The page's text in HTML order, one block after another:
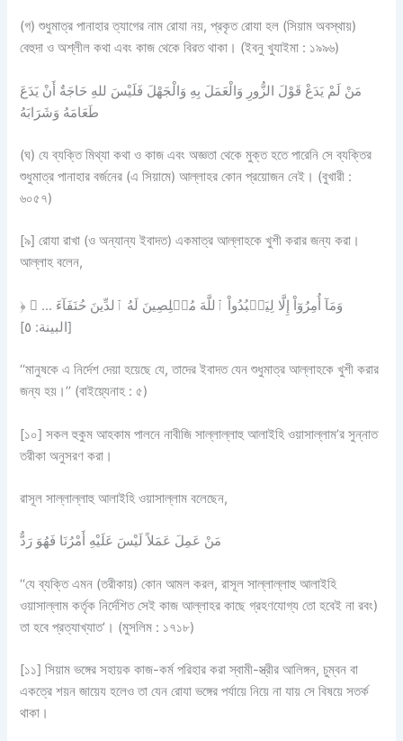
(গ) শুধুমাত্র পানাহার ত্যাগের নাম রোযা নয়, প্রকৃত রোযা হল (সিয়াম অবস্থায়)
বেহুদা ও অশ্লীল কথা এবং কাজ থেকে বিরত থাকা। (ইবনু খুযাইমা : ১৯৯৬)
مَنْ لَمْ يَدَعْ قَوْلَ الزُّورِ وَالْعَمَلَ بِهِ وَالْجَهْلَ فَلَيْسَ للهِ حَاجَةٌ أَنْ يَدَعَ
طَعَامَهُ وَشَرَابَهُ
(ঘ) যে ব্যক্তি মিথ্যা কথা ও কাজ এবং অজ্ঞতা থেকে মুক্ত হতে পারেনি সে ব্যক্তির
শুধুমাত্র পানাহার বর্জনের (এ সিয়ামে) আল্লাহর কোন প্রয়োজন নেই। (বুখারী :
৬০৫৭)
[৯] রোযা রাখা (ও অন্যান্য ইবাদত) একমাত্র আল্লাহকে খুশী করার জন্য করা।
আল্লাহ বলেন,
﴿ وَمَآ أُمِرُوٓاْ إِلَّا لِيَعۡبُدُواْ ٱللَّهَ مُخۡلِصِينَ لَهُ ٱلدِّينَ حُنَفَآءَ … ﴾
[البينة: ٥]
‘‘মানুষকে এ নির্দেশ দেয়া হয়েছে যে, তাদের ইবাদত যেন শুধুমাত্র আল্লাহকে খুশী করার
জন্য হয়।’’ (বাইয়্যেনাহ : ৫)
[১০] সকল হুকুম আহকাম পালনে নাবীজি সাল্লাল্লাহু আলাইহি ওয়াসাল্লাম’র সুন্নাত
তরীকা অনুসরণ করা।
রাসূল সাল্লাল্লাহু আলাইহি ওয়াসাল্লাম বলেছেন,
مَنْ عَمِلَ عَمَلاً لَيْسَ عَلَيْهِ أَمْرُنَا فَهُوَ رَدٌّ
‘‘যে ব্যক্তি এমন (তরীকায়) কোন আমল করল, রাসূল সাল্লাল্লাহু আলাইহি
ওয়াসাল্লাম কর্তৃক নির্দেশিত সেই কাজ আল্লাহর কাছে গ্রহণযোগ্য তো হবেই না রবং)
তা হবে প্রত্যাখ্যাত’। (মুসলিম : ১৭১৮)
[১১] সিয়াম ভঙ্গের সহায়ক কাজ-কর্ম পরিহার করা স্বামী-স্ত্রীর আলিঙ্গন, চুম্বন বা
একত্রে শয়ন জায়েয হলেও তা যেন রোযা ভঙ্গের পর্যায়ে নিয়ে না যায় সে বিষয়ে সতর্ক
থাকা।